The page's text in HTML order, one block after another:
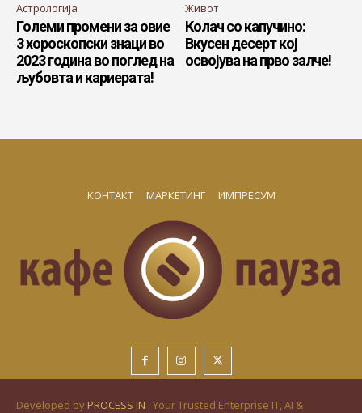
Астрологија
Големи промени за овие
3 хороскопски знаци во
2023 година во поглед на
љубовта и кариерата!
Живот
Колач со капучино:
Вкусен десерт кој
освојува на прво залче!
КОНТАКТ МАРКЕТИНГ ИМПРЕСУМ
Developed by PROCESS IN · Your Trusted Enterprise IT, AI &